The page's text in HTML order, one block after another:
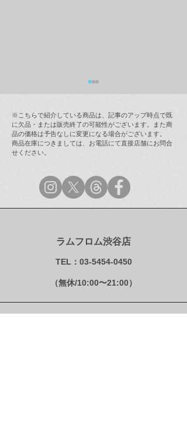
【メディア情報】雑誌
「GINZA 9月号(No.243)」
※こちらで紹介している商品は、記事のアップ時点で既
に欠品・または販売終了の可能性がございます。また商
品の価格は予告なしに変更になる場合がございます。
商品在庫につきましては、お電話にて直接店舗にお問合
せください。
ラムフロム渋谷店
TEL：03-5454-0450
（無休/10:00〜21:00）